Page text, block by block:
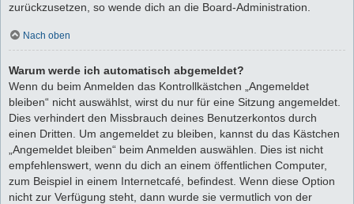
zurückzusetzen, so wende dich an die Board-Administration.
Nach oben
Warum werde ich automatisch abgemeldet?
Wenn du beim Anmelden das Kontrollkästchen „Angemeldet
bleiben“ nicht auswählst, wirst du nur für eine Sitzung angemeldet.
Dies verhindert den Missbrauch deines Benutzerkontos durch
einen Dritten. Um angemeldet zu bleiben, kannst du das Kästchen
„Angemeldet bleiben“ beim Anmelden auswählen. Dies ist nicht
empfehlenswert, wenn du dich an einem öffentlichen Computer,
zum Beispiel in einem Internetcafé, befindest. Wenn diese Option
nicht zur Verfügung steht, dann wurde sie vermutlich von der